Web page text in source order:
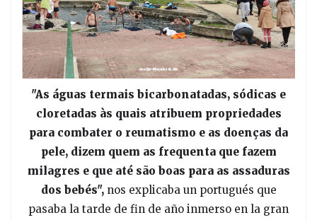
"As águas termais bicarbonatadas, sódicas e
cloretadas às quais atribuem propriedades
para combater o reumatismo e as doenças da
pele, dizem quem as frequenta que fazem
milagres e que até são boas para as assaduras
dos bebés",nos explicaba un portugués que
pasaba la tarde de fin de año inmerso en la gran